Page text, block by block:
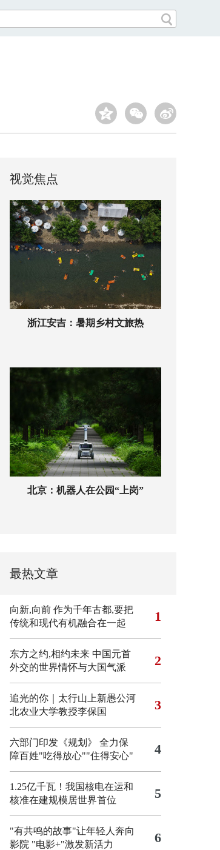
视觉焦点
浙江安吉：暑期乡村文旅热
北京：机器人在公园“上岗”
最热文章
向新,向前 作为千年古都,要把
传统和现代有机融合在一起
1
东方之约,相约未来 中国元首
外交的世界情怀与大国气派
2
追光的你｜太行山上新愚公河
北农业大学教授李保国
3
六部门印发《规划》 全力保
障百姓"吃得放心""住得安心"
4
1.25亿千瓦！我国核电在运和
核准在建规模居世界首位
5
"有共鸣的故事"让年轻人奔向
影院 "电影+"激发新活力 6